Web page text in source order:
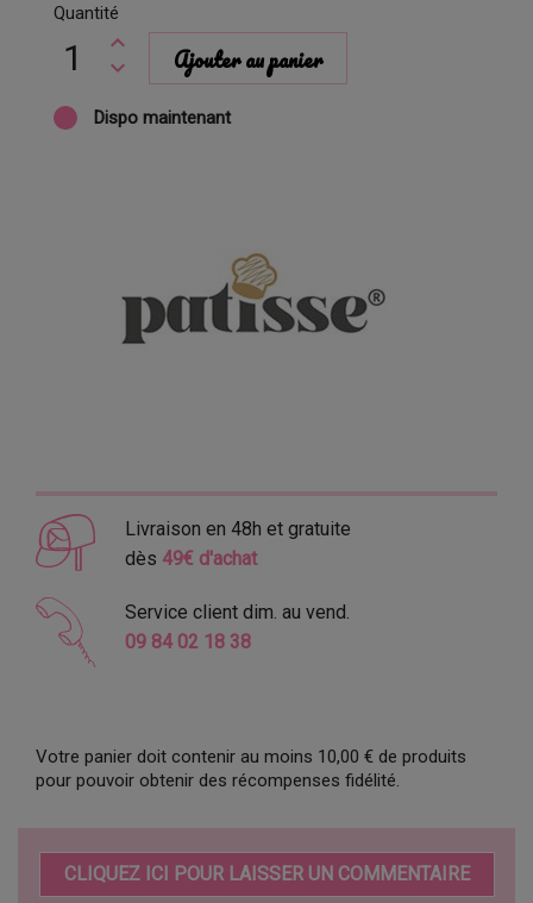
Quantité
Ajouter au panier
Dispo maintenant
Livraison en 48h et gratuite
dès 49€ d'achat
Service client dim. au vend.
09 84 02 18 38
Votre panier doit contenir au moins 10,00 € de produits
pour pouvoir obtenir des récompenses fidélité.
CLIQUEZ ICI POUR LAISSER UN COMMENTAIRE